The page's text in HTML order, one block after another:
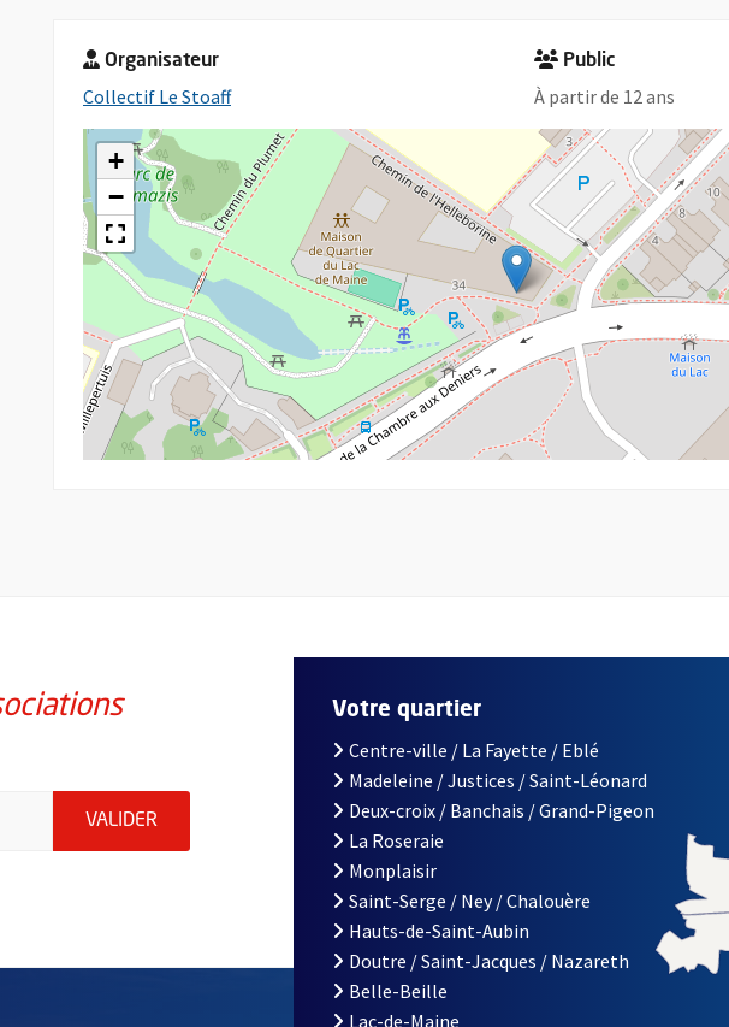
Organisateur
Collectif Le Stoaff, Ouvre une nouvelle fenêtre
Public
À partir de 12 ans
+
−
de la ville d'Angers, indiquez votre email (champ obligatoire)
VALIDER ENVOYER MA DEMANDE D'INSCRIPTION À LA LETTRE
Votre quartier
Centre-ville / La Fayette / Eblé
Madeleine / Justices / Saint-Léonard
Deux-croix / Banchais / Grand-Pigeon
La Roseraie
Monplaisir
Saint-Serge / Ney / Chalouère
Hauts-de-Saint-Aubin
Doutre / Saint-Jacques / Nazareth
Belle-Beille
Lac-de-Maine